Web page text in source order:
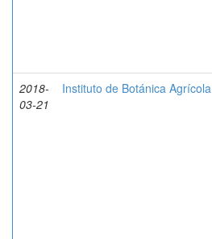
2018-
03-21
Instituto de Botánica Agrícola